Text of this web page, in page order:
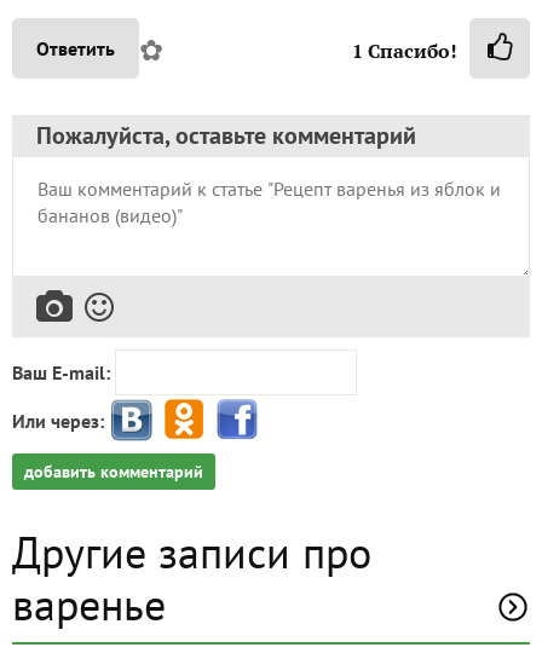
Ответить ✿ 1 Спасибо!
Пожалуйста, оставьте комментарий
Ваш E-mail:
Или через:
добавить комментарий
Другие записи про
варенье